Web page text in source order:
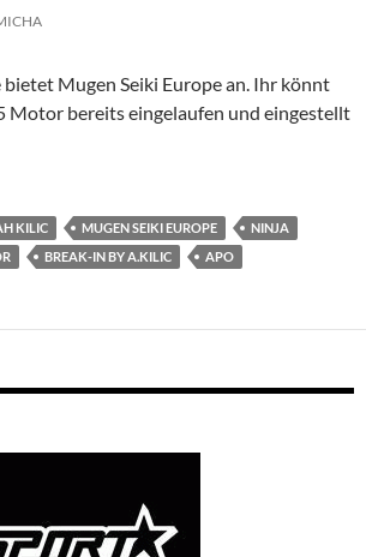
bietet Mugen Seiki Europe an. Ihr könnt
Motor bereits eingelaufen und eingestellt
– Break-in by A.Kilic
KILIC MUGEN SEIKI EUROPE
NINJA
BREAK-IN BY A.KILIC APO